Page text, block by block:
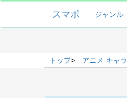
スマポ ジャンル
トップ> アニメ-キャラ